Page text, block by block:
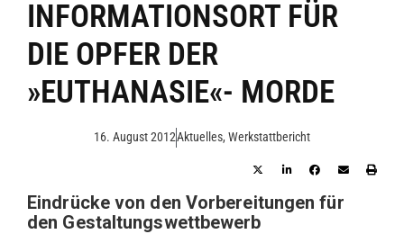
INFORMATIONSORT FÜR
DIE OPFER DER
»EUTHANASIE«- MORDE
16. August 2012Aktuelles, Werkstattbericht
Eindrücke von den Vorbereitungen für
den Gestaltungswettbewerb